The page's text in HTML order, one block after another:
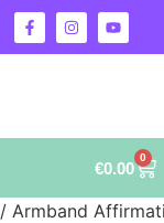
€0.00
0
/ Armband